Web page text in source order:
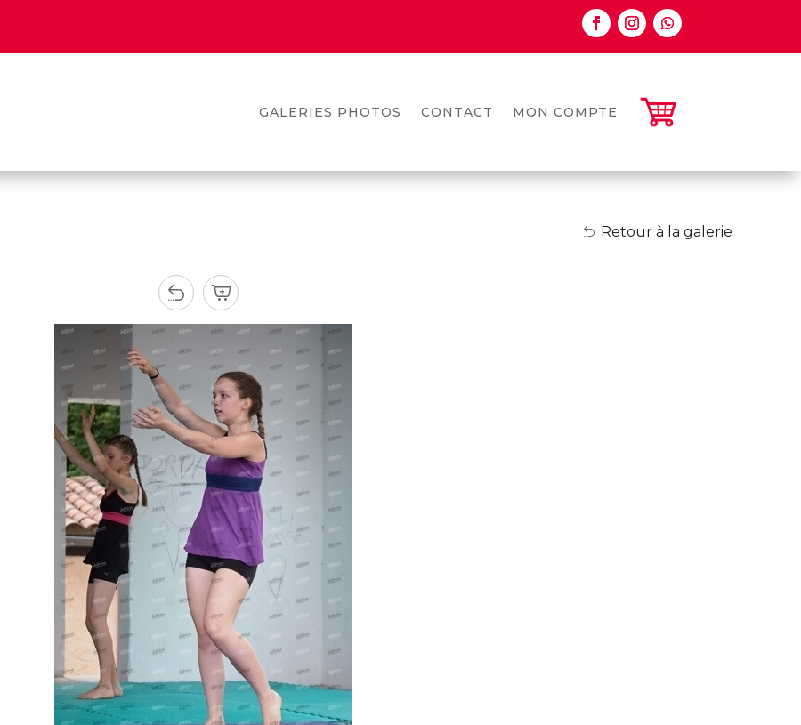
GALERIES PHOTOS CONTACT MON COMPTE
Retour à la galerie